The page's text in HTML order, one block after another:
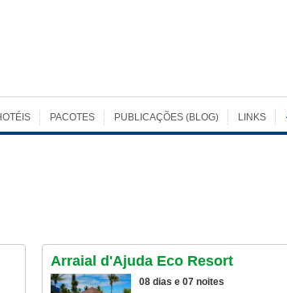
PACOTES PUBLICAÇÕES (BLOG) LINKS
Arraial d'Ajuda Eco Resort
08 dias e 07 noites